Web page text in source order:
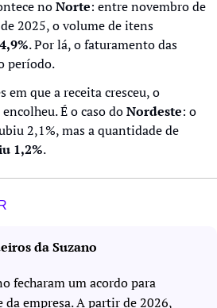
no Norte: entre novembro de
2025, o volume de itens
4,9%. Por lá, o faturamento das
período.
em que a receita cresceu, o
É o caso do Nordeste: o
2,1%, mas a quantidade de
1,2%.
da Suzano
fecharam um acordo para
empresa. A partir de 2026,